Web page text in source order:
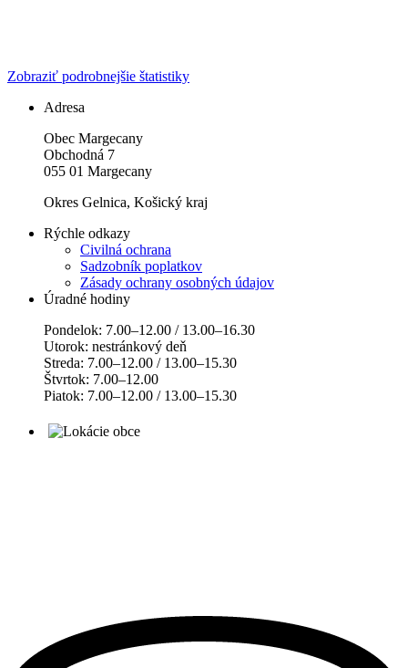
Zobraziť podrobnejšie štatistiky
Adresa
Obec Margecany
Obchodná 7
055 01 Margecany
Okres Gelnica, Košický kraj
Rýchle odkazy
Civilná ochrana
Sadzobník poplatkov
Zásady ochrany osobných údajov
Úradné hodiny
Pondelok: 7.00–12.00 / 13.00–16.30
Utorok: nestránkový deň
Streda: 7.00–12.00 / 13.00–15.30
Štvrtok: 7.00–12.00
Piatok: 7.00–12.00 / 13.00–15.30